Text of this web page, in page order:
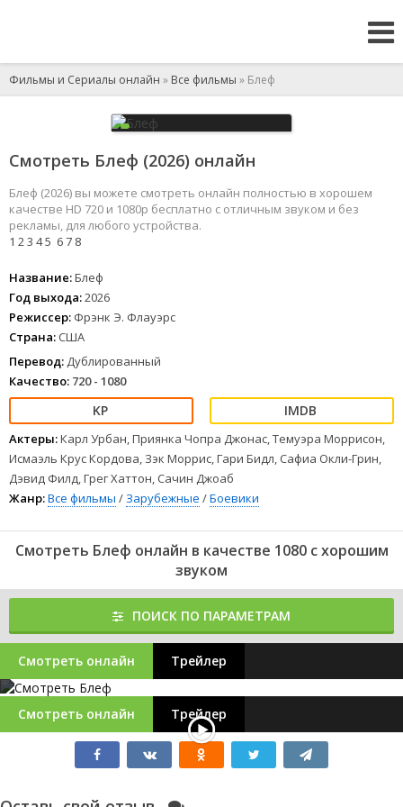
Фильмы и Сериалы онлайн » Все фильмы » Блеф
Смотреть Блеф (2026) онлайн
Блеф (2026) вы можете смотреть онлайн полностью в хорошем
качестве HD 720 и 1080p бесплатно с отличным звуком и без
рекламы, для любого устройства.
1 23 45 67 8
Название:Блеф
Год выхода:2026
Режиссер: Фрэнк Э. Флауэрс
Страна: США
Перевод: Дублированный
Качество: 720 - 1080
Актеры:Карл Урбан, Приянка Чопра Джонас, Темуэра Моррисон,
Исмаэль Крус Кордова, Зэк Моррис, Гари Бидл, Сафиа Окли-Грин,
Дэвид Филд, Грег Хаттон, Сачин Джоаб
Жанр:Все фильмы / Зарубежные /Боевики
Смотреть Блеф онлайн в качестве 1080 с хорошим
звуком
ПОИСК ПО ПАРАМЕТРАМ
Смотреть онлайн Трейлер
Смотреть онлайн Трейлер